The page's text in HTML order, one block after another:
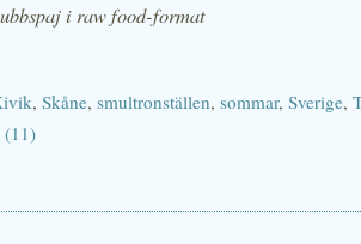
i raw food-format
, Skåne, smultronställen, sommar, Sverige,
(11)